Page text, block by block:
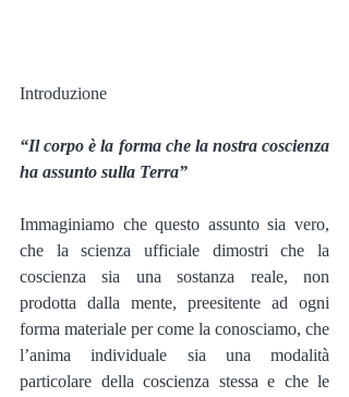
Introduzione
“Il corpo è la forma che la nostra coscienza
ha assunto sulla Terra”
Immaginiamo che questo assunto sia vero,
che la scienza ufficiale dimostri che la
coscienza sia una sostanza reale, non
prodotta dalla mente, preesitente ad ogni
forma materiale per come la conosciamo, che
l’anima individuale sia una modalità
particolare della coscienza stessa e che le